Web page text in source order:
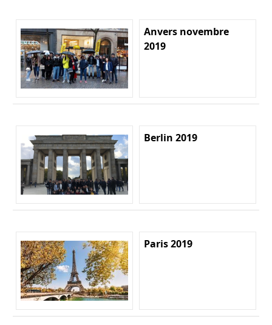
Anvers novembre
2019
Berlin 2019
Paris 2019